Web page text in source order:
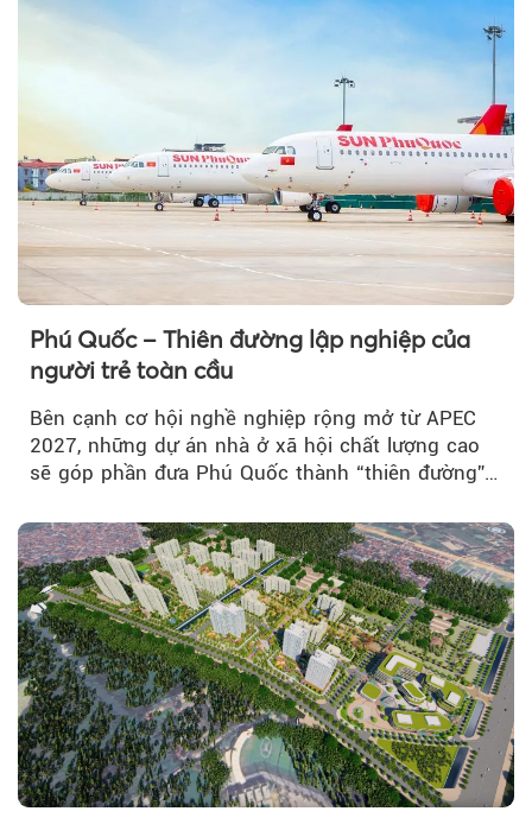
Theo Sở hữu trí
Phú Quốc – Thiên đường lập nghiệp của
người trẻ toàn cầu
Bên cạnh cơ hội nghề nghiệp rộng mở từ APEC
2027, những dự án nhà ở xã hội chất lượng cao
sẽ góp phần đưa Phú Quốc thành “thiên đường”